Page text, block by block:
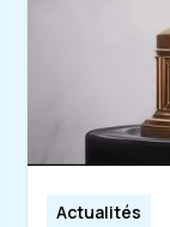
Actualités